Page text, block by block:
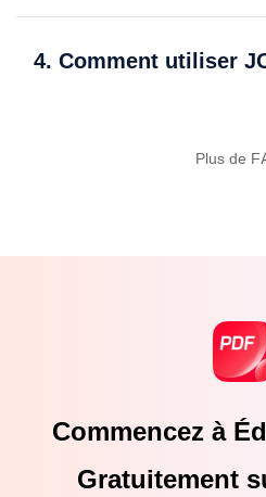
4. Comment utiliser
Plus de
Commencez à
Gratuitement